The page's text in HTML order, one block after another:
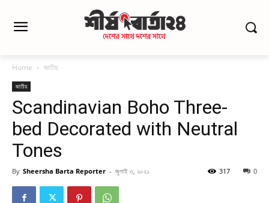
Home জাতীয়
জাতীয়
Scandinavian Boho Three-
bed Decorated with Neutral
Tones
By Sheersha Barta Reporter - জুলাই ৩, ২০২১ 0
317